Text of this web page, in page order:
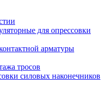
для опрессовки
арматуры
тросов
силовых наконечников